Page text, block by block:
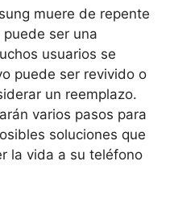
muere de repente
ser una
usuarios se
puede ser revivido o
un reemplazo.
varios pasos para
soluciones que
la vida a su teléfono